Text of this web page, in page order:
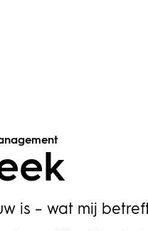
is – wat mij